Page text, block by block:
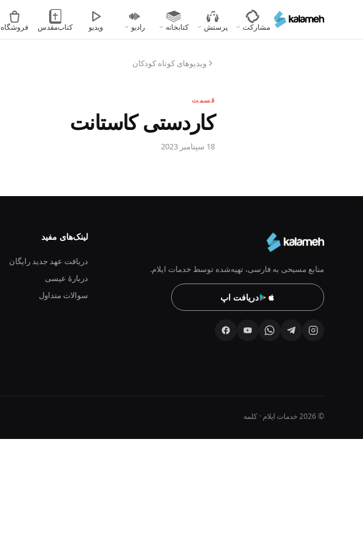
محتوای
مشارکت پرستش کتابخانه رادیو ویدیو کتاب‌مقدس فروشگاه
ویدیو‌های کوتاه کودکان
قسمت
کاردستی کاستانت
18 سپتامبر 2023
منابع مسیحی به فارسی، تهیه‌شده توسط خدمات ایلام.
دریافت اپ
لینک‌های مفید
دریافت عهد جدید رایگان
دربارهٔ عیسی
سوالات متداول
© 2026 خدمات ایلام · کلمه